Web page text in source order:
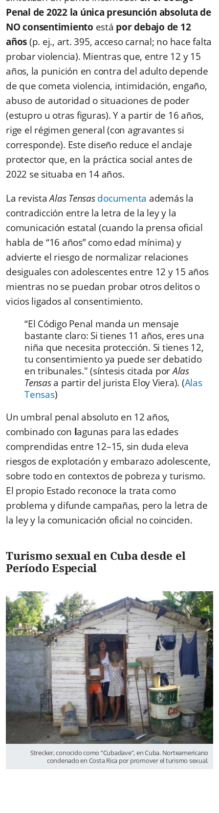
Penal de 2022 la única presunción absoluta de
NO consentimiento está por debajo de 12
años(p. ej., art. 395, acceso carnal; no hace falta
probar violencia). Mientras que, entre 12 y 15
años, la punición en contra del adulto depende
de que cometa violencia, intimidación, engaño,
abuso de autoridad o situaciones de poder
(estupro u otras figuras). Y a partir de 16 años,
rige el régimen general (con agravantes si
corresponde). Este diseño reduce el anclaje
protector que, en la práctica social antes de
2022 se situaba en 14 años.
La revistaAlas Tensas documenta además la
contradicción entre la letra de la ley y la
comunicación estatal (cuando la prensa oficial
habla de “16 años” como edad mínima) y
advierte el riesgo de normalizar relaciones
desiguales con adolescentes entre 12 y 15 años
mientras no se puedan probar otros delitos o
vicios ligados al consentimiento.
“El Código Penal manda un mensaje
bastante claro: Si tienes 11 años, eres una
niña que necesita protección. Si tienes 12,
tu consentimiento ya puede ser debatido
en tribunales." (síntesis citada porAlas
Tensasa partir del jurista Eloy Viera). (Alas
Tensas)
Un umbral penal absoluto en 12 años,
combinado con lagunas para las edades
comprendidas entre 12–15, sin duda eleva
riesgos de explotación y embarazo adolescente,
sobre todo en contextos de pobreza y turismo.
El propio Estado reconoce la trata como
problema y difunde campañas, pero la letra de
la ley y la comunicación oficial no coinciden.
Turismo sexual en Cuba desde el
Período Especial
Strecker, conocido como “Cubadave", en Cuba. Norteamericano
condenado en Costa Rica por promover el turismo sexual.